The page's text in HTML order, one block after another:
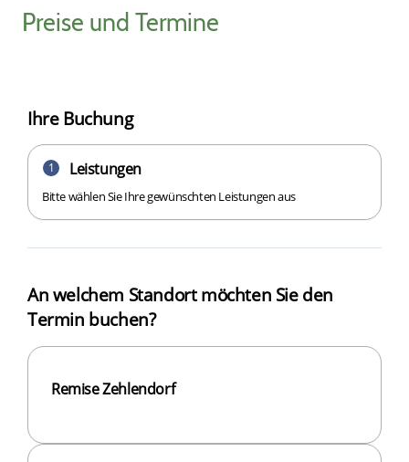
Preise und Termine